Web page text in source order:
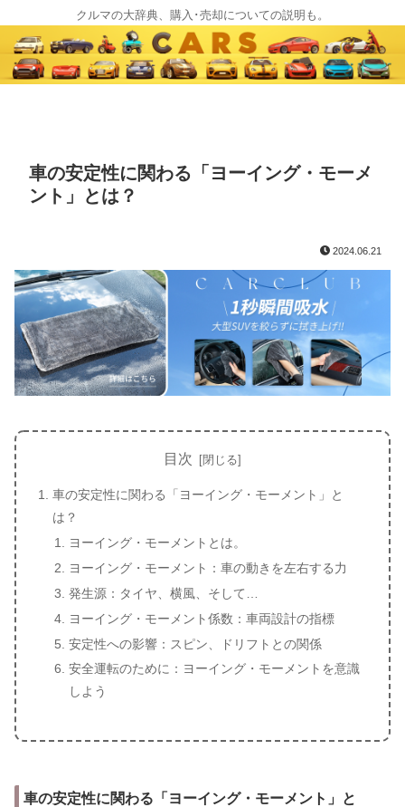
クルマの大辞典、購入･売却についての説明も。
車の安定性に関わる「ヨーイング・モーメ
ント」とは？
2024.06.21
目次
車の安定性に関わる「ヨーイング・モーメント」と
は？
ヨーイング・モーメントとは。
ヨーイング・モーメント：車の動きを左右する力
発生源：タイヤ、横風、そして…
ヨーイング・モーメント係数：車両設計の指標
安定性への影響：スピン、ドリフトとの関係
安全運転のために：ヨーイング・モーメントを意識
しよう
車の安定性に関わる「ヨーイング・モーメント」と